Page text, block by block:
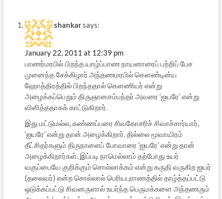
shankarsays:
January 22, 2011 at 12:39 pm
பாணர்மரபில் பிறந்த யாழ்ப்பாண நாயனாரைப் பற்றிப் பேச
முனைந்த சேக்கிழார் அந்தணமரபில் கௌண்டின்ய
ஹோத்திரத்தில் பிறந்ததால் கௌணியர் என்று
அழைக்கப்பெறும் திருஞானசம்பந்தர் அவரை ‘ஐயரே’ என்று
விளித்ததாகக் காட்டுகிறார்.
இது மட்டுமல்ல, கண்ணப்பரை சிவகோசரிச் சிவாச்சார்யார்,
‘ஐயரே’ என்று தான் அழைக்கிறார். தில்லை மூவாயிரம்
தீட்சிதர்களும் திருநாளைப் போவாரை ‘ஐயரே’ என்று தான்
அழைக்கிறார்கள். இப்படி நாமெல்லாம் தற்போது உயர்
வகுப்பையே குறிக்கும் சொல்லாக்கம் என்று கருதி வருகிற ஐயர்
(தலைவர்) என்ற சொல்லால் பெரியபுராணத்தில் தாழ்த்தப்பட்டு
ஒடுக்கப்பட்டு சிவனருளால் உயர்ந்த பெருமக்களை அந்தணரும்